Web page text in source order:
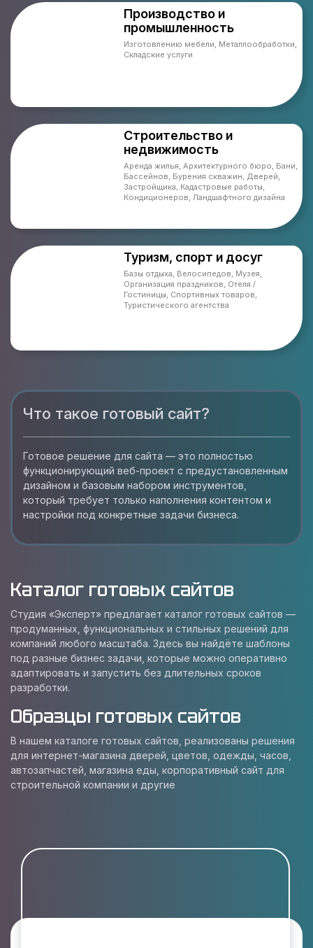
Производство и
промышленность
Изготовлению мебели, Металлообработки,
Складские услуги
Строительство и
недвижимость
Аренда жилья, Архитектурного бюро, Бани,
Бассейнов, Бурения скважин, Дверей,
Застройщика, Кадастровые работы,
Кондиционеров, Ландшафтного дизайна
Туризм, спорт и досуг
Базы отдыха, Велосипедов, Музея,
Организация праздников, Отеля /
Гостиницы, Спортивных товаров,
Туристического агентства
Что такое готовый сайт?
Готовое решение для сайта — это полностью
функционирующий веб-проект с предустановленным
дизайном и базовым набором инструментов,
который требует только наполнения контентом и
настройки под конкретные задачи бизнеса.
Каталог готовых сайтов
Студия «Эксперт» предлагает каталог готовых сайтов —
продуманных, функциональных и стильных решений для
компаний любого масштаба. Здесь вы найдёте шаблоны
под разные бизнес задачи, которые можно оперативно
адаптировать и запустить без длительных сроков
разработки.
Образцы готовых сайтов
В нашем каталоге готовых сайтов, реализованы решения
для интернет-магазина дверей, цветов, одежды, часов,
автозапчастей, магазина еды, корпоративный сайт для
строительной компании и другие